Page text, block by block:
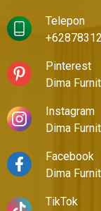
Telepon
Pinterest
Dima
Instagram
Dima
Facebook
Dima
TikTok